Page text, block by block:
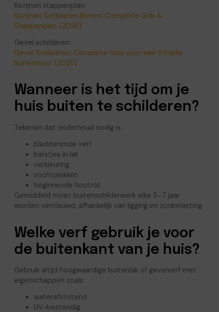
Kozijnen stappenplan:
Kozijnen Schilderen Buiten: Complete Gids &
Stappenplan (2026)
Gevel schilderen:
Gevel Schilderen: Complete Gids voor een Strakke
Buitenmuur (2026)
Wanneer is het tijd om je
huis buiten te schilderen?
Tekenen dat onderhoud nodig is:
bladderende verf
barstjes in lak
verkleuring
vochtplekken
beginnende houtrot
Gemiddeld moet buitenschilderwerk elke 5–7 jaar
worden vernieuwd, afhankelijk van ligging en zonbelasting.
Welke verf gebruik je voor
de buitenkant van je huis?
Gebruik altijd hoogwaardige buitenlak of gevelverf met
eigenschappen zoals:
waterafstotend
UV-bestendig